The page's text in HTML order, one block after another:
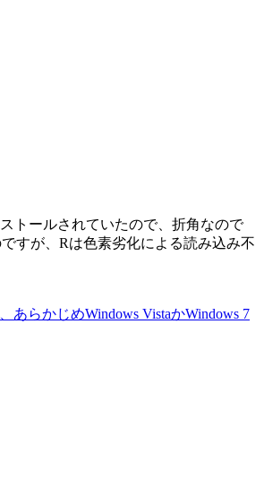
トールされていたので、折角なので
すが、Rは色素劣化による読み込み不
らかじめWindows VistaかWindows 7